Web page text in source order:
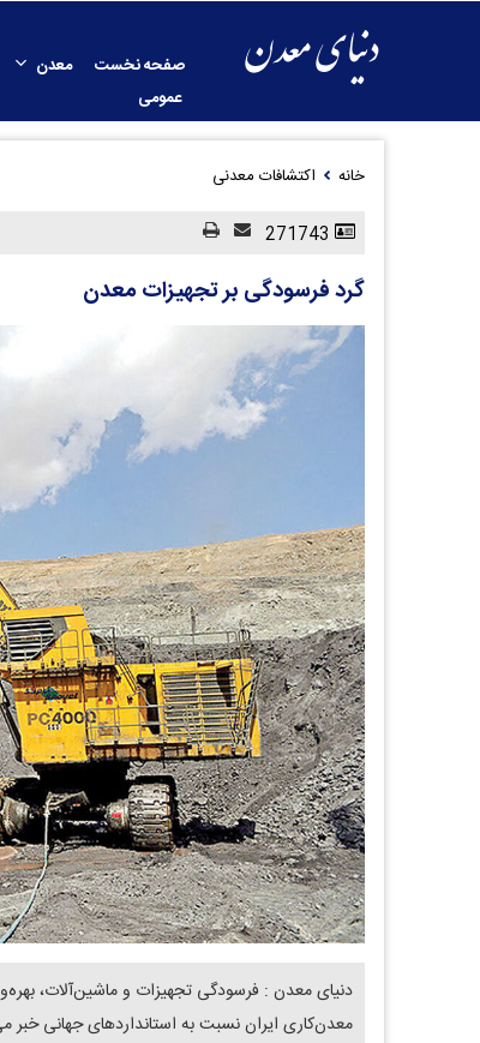
صفحه نخست معدن
عمومی
خانه اکتشافات معدنی
گرد فرسودگی بر تجهیزات معدن
دنیای معدن : فرسودگی تجهیزات و ماشین‌آلات،
معدن‌کاری ایران نسبت به استانداردهای جهانی خبر